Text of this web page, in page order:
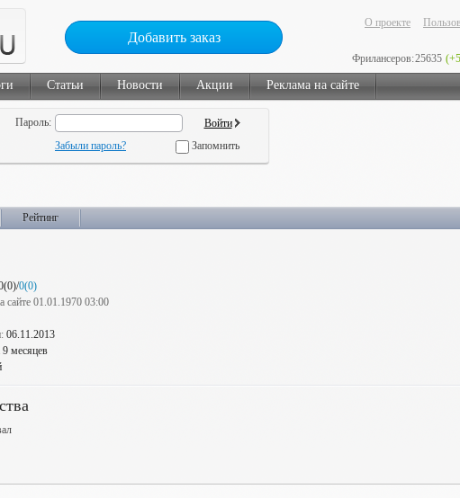
Добавить заказ
О проекте
Фрилансеров:25635
Статьи Новости Акции Реклама на сайте
Пароль:
Забыли пароль? Запомнить
Рейтинг
0(0)
сайте 01.01.1970 03:00
06.11.2013
9 месяцев